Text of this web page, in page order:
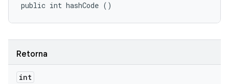
public int hashCode ()
Retorna
int